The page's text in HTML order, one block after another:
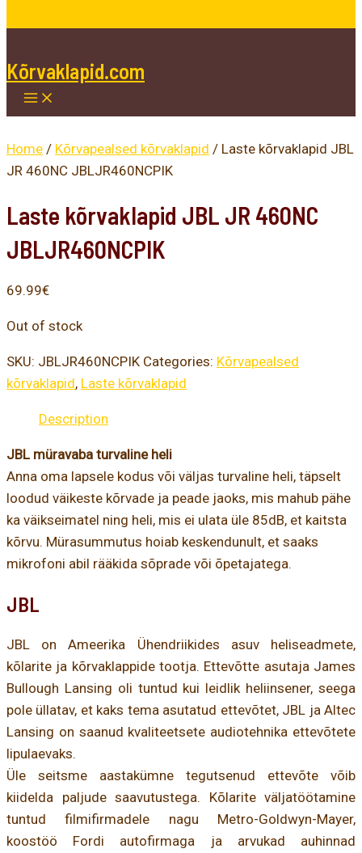
Kõrvaklapid.com
Home / Kõrvapealsed kõrvaklapid / Laste kõrvaklapid JBL
JR 460NC JBLJR460NCPIK
Laste kõrvaklapid JBL JR 460NC
JBLJR460NCPIK
69.99€
Out of stock
SKU: JBLJR460NCPIK Categories: Kõrvapealsed
kõrvaklapid, Laste kõrvaklapid
Description
JBL müravaba turvaline heli
Anna oma lapsele kodus või väljas turvaline heli, täpselt
loodud väikeste kõrvade ja peade jaoks, mis mahub pähe
ka väikseimatel ning heli, mis ei ulata üle 85dB, et kaitsta
kõrvu. Mürasummutus hoiab keskendunult, et saaks
mikrofoni abil rääkida sõprade või õpetajatega.
JBL
JBL on Ameerika Ühendriikides asuv heliseadmete,
kõlarite ja kõrvaklappide tootja. Ettevõtte asutaja James
Bullough Lansing oli tuntud kui leidlik heliinsener, seega
pole üllatav, et kaks tema asutatud ettevõtet, JBL ja Altec
Lansing on saanud kvaliteetsete audiotehnika ettevõtete
lipulaevaks.
Üle seitsme aastakümne tegutsenud ettevõte võib
kiidelda paljude saavutustega. Kõlarite väljatöötamine
tuntud filmifirmadele nagu Metro-Goldwyn-Mayer,
koostöö Fordi autofirmaga ja arvukad auhinnad